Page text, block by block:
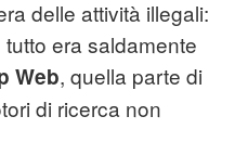
delle attività illegali:
era saldamente
Web, quella parte di
di ricerca non